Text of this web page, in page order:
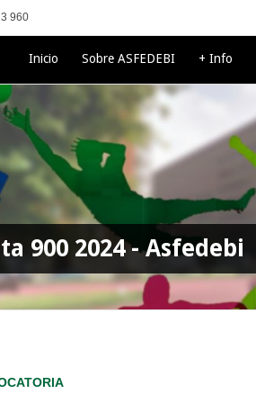
960
Inicio Sobre ASFEDEBI + Info
900 2024 - Asfedebi